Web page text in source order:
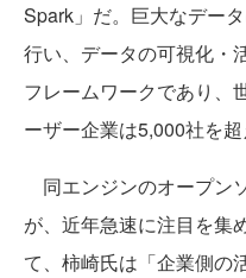
Spark」だ。巨大なデー
行い、データの可視化・
フレームワークであり、
ーザー企業は5,000社を超
同エンジンのオープン
が、近年急速に注目を集
て、柿崎氏は「企業側の